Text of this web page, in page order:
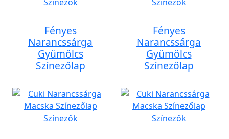
Fényes
Narancssárga
Gyümölcs
Színezőlap
Fényes
Narancssárga
Gyümölcs
Színezőlap